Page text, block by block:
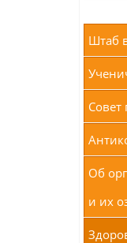
Штаб
Совет
Об
и их